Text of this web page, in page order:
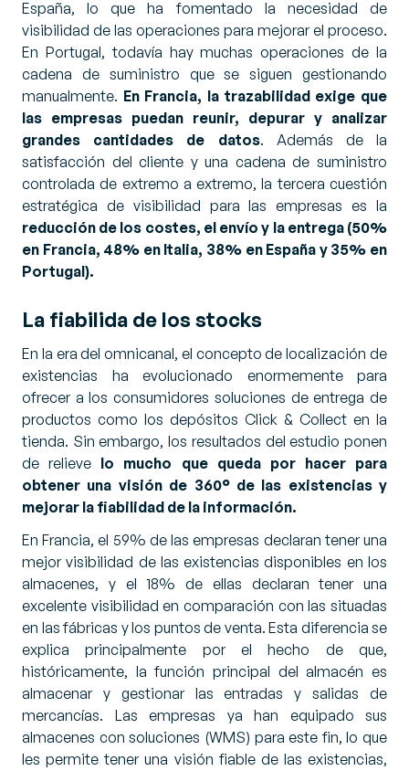
España, lo que ha fomentado la necesidad de
visibilidad de las operaciones para mejorar el proceso.
En Portugal, todavía hay muchas operaciones de la
cadena de suministro que se siguen gestionando
manualmente. En Francia, la trazabilidad exige que
las empresas puedan reunir, depurar y analizar
grandes cantidades de datos. Además de la
satisfacción del cliente y una cadena de suministro
controlada de extremo a extremo, la tercera cuestión
estratégica de visibilidad para las empresas es la
reducción de los costes, el envío y la entrega (50%
en Francia, 48% en Italia, 38% en España y 35% en
Portugal).
La fiabilida de los stocks
En la era del omnicanal, el concepto de localización de
existencias ha evolucionado enormemente para
ofrecer a los consumidores soluciones de entrega de
productos como los depósitos Click & Collect en la
tienda. Sin embargo, los resultados del estudio ponen
de relieve lo mucho que queda por hacer para
obtener una visión de 360° de las existencias y
mejorar la fiabilidad de la información.
En Francia, el 59% de las empresas declaran tener una
mejor visibilidad de las existencias disponibles en los
almacenes, y el 18% de ellas declaran tener una
excelente visibilidad en comparación con las situadas
en las fábricas y los puntos de venta. Esta diferencia se
explica principalmente por el hecho de que,
históricamente, la función principal del almacén es
almacenar y gestionar las entradas y salidas de
mercancías. Las empresas ya han equipado sus
almacenes con soluciones (WMS) para este fin, lo que
les permite tener una visión fiable de las existencias,